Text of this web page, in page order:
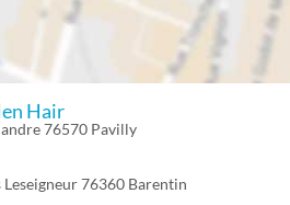
À PAVILLY
Hair
76570 Pavilly
Leseigneur 76360 Barentin